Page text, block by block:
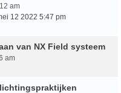
am
12 2022 5:47 pm
van NX Field systeem
am